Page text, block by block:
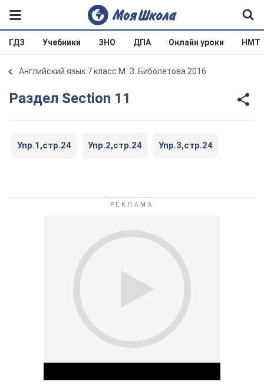
ГДЗ Учебники ЗНО ДПА Онлайн уроки НМТ
Английский язык 7 класс М. З. Биболетова 2016
Раздел Section 11
Упр.1,стр.24 Упр.2,стр.24 Упр.3,стр.24